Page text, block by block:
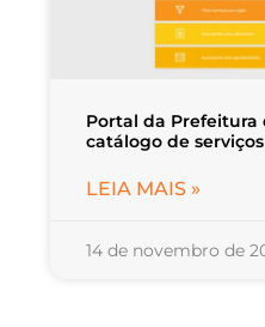
Portal da
catálogo de
LEIA MAIS »
14 de novembro de